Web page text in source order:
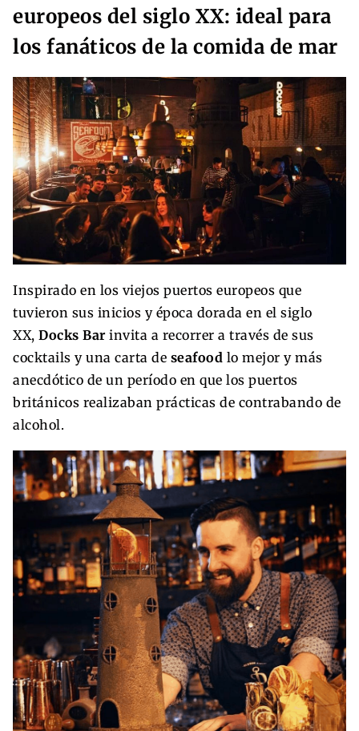
europeos del siglo XX: ideal para
los fanáticos de la comida de mar
Inspirado en los viejos puertos europeos que
tuvieron sus inicios y época dorada en el siglo
XX, Docks Barinvita a recorrer a través de sus
cocktails y una carta de seafood lo mejor y más
anecdótico de un período en que los puertos
británicos realizaban prácticas de contrabando de
alcohol.